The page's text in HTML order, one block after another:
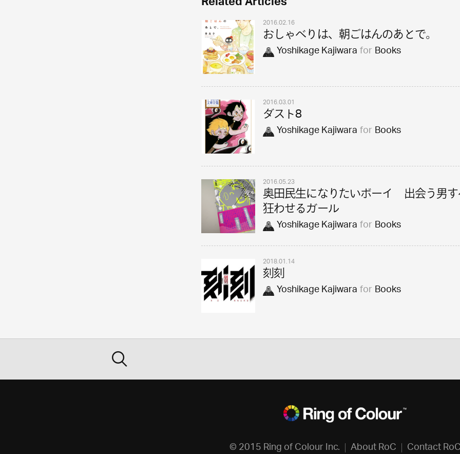
2016.02.16
おしゃべりは、朝ごはんのあとで。
Yoshikage KajiwaraforBooks
2016.03.01
ダスト8
Yoshikage KajiwaraforBooks
2016.05.23
奥田民生になりたいボーイ 出会う男
狂わせるガール
Yoshikage KajiwaraforBooks
2018.01.14
刻刻
Yoshikage KajiwaraforBooks
© 2015 Ring of Colour Inc. About RoC Contact